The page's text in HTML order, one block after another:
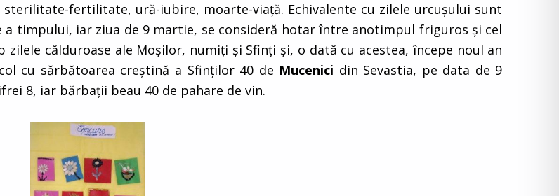
fertilitate, ură-iubire, moarte-viaţă. Echivalente cu zilele urcuşului sunt
a timpului, iar ziua de 9 martie, se consideră hotar între anotimpul friguros şi cel
călduroase ale Moşilor, numiţi şi Sfinţi şi, o dată cu acestea, începe noul an
cu sărbătoarea creştină a Sfinţilor 40 de Mucenici din Sevastia, pe data de 9
8, iar bărbaţii beau 40 de pahare de vin.